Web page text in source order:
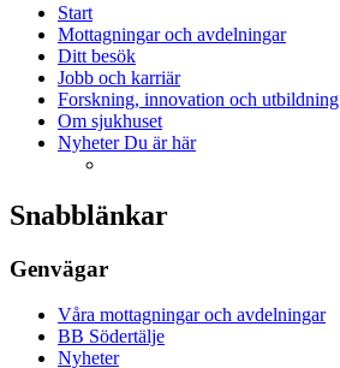
Start
Mottagningar och avdelningar
Ditt besök
Jobb och karriär
Forskning, innovation och utbildning
Om sjukhuset
Nyheter Du är här
Snabblänkar
Genvägar
Våra mottagningar och avdelningar
BB Södertälje
Nyheter